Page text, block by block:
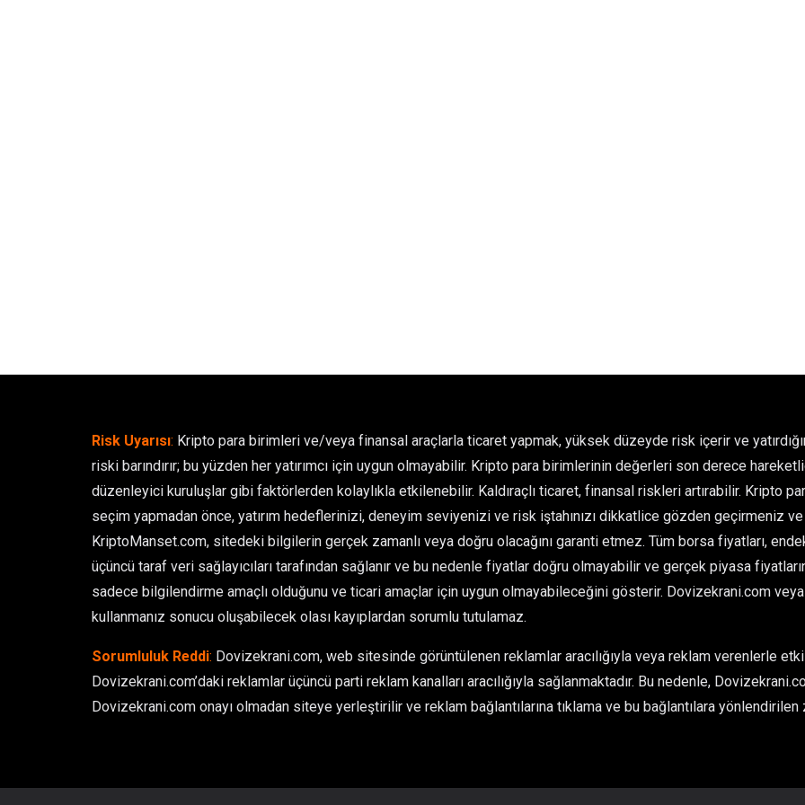
Risk Uyarısı: Kripto para birimleri ve/veya finansal araçlarla ticaret yapmak, yüksek düzeyde risk içerir ve
riski barındırır; bu yüzden her yatırımcı için uygun olmayabilir. Kripto para birimlerinin değerleri son derece
düzenleyici kuruluşlar gibi faktörlerden kolaylıkla etkilenebilir. Kaldıraçlı ticaret, finansal riskleri artırabilir. Kripto
seçim yapmadan önce, yatırım hedeflerinizi, deneyim seviyenizi ve risk iştahınızı dikkatlice gözden geçirmeniz
KriptoManset.com, sitedeki bilgilerin gerçek zamanlı veya doğru olacağını garanti etmez. Tüm borsa fiyatları,
üçüncü taraf veri sağlayıcıları tarafından sağlanır ve bu nedenle fiyatlar doğru olmayabilir ve gerçek piyasa
sadece bilgilendirme amaçlı olduğunu ve ticari amaçlar için uygun olmayabileceğini gösterir. Dovizekrani.com
kullanmanız sonucu oluşabilecek olası kayıplardan sorumlu tutulamaz.
Sorumluluk Reddi: Dovizekrani.com, web sitesinde görüntülenen reklamlar aracılığıyla veya reklam verenlerle
Dovizekrani.com’daki reklamlar üçüncü parti reklam kanalları aracılığıyla sağlanmaktadır. Bu nedenle,
Dovizekrani.com onayı olmadan siteye yerleştirilir ve reklam bağlantılarına tıklama ve bu bağlantılara yönlendirilen